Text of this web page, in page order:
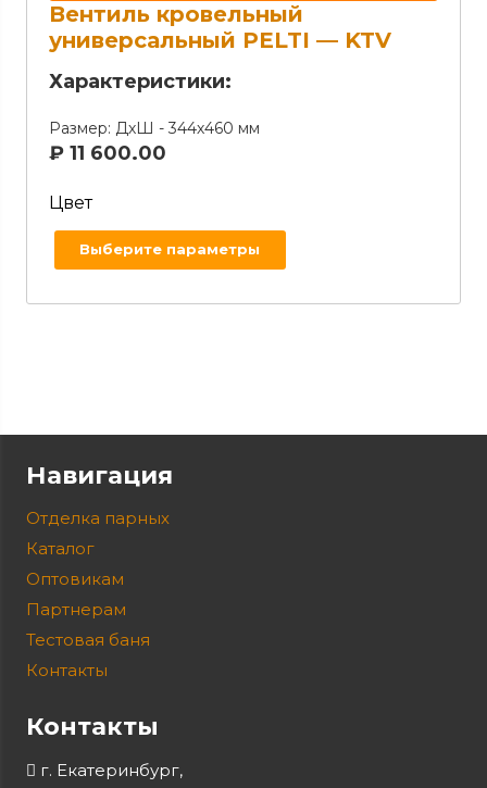
Вентиль кровельный
универсальный PELTI — KTV
Характеристики:
Размер: ДхШ - 344х460 мм
₽ 11 600.00
Цвет
Выберите параметры
Навигация
Отделка парных
Каталог
Оптовикам
Партнерам
Тестовая баня
Контакты
Контакты
г. Екатеринбург,